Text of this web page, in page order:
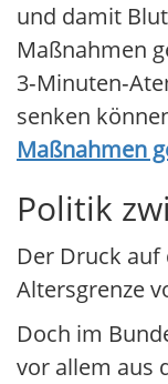
und damit
Maßnahmen
senken
Maßnahmen
Politik
Der Druck auf
Altersgrenze
Doch im
vor allem aus